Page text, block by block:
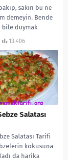
sakın bu ne
demeyin. Bende
bile duymak
13.406
Salatası
Salatası Tarifi
kokusuna
da harika